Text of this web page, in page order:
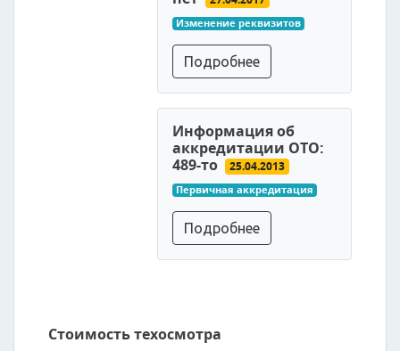
Изменение реквизитов
Подробнее
Информация об
аккредитации ОТО:
489-то
25.04.2013
Первичная аккредитация
Подробнее
Стоимость техосмотра